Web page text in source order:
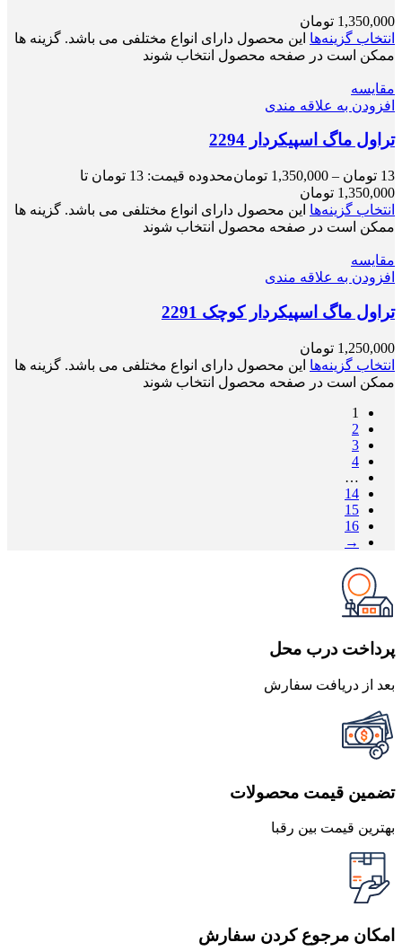
1,350,000 تومان
انتخاب گزینه‌ها این محصول دارای انواع مختلفی می باشد. گزینه ها
ممکن است در صفحه محصول انتخاب شوند
مقایسه
افزودن به علاقه مندی
تراول ماگ اسپیکردار 2294
13 تومان –
1,350,000 تومان
محدوده قیمت: 13 تومان تا
1,350,000 تومان
انتخاب گزینه‌ها این محصول دارای انواع مختلفی می باشد. گزینه ها
ممکن است در صفحه محصول انتخاب شوند
مقایسه
افزودن به علاقه مندی
تراول ماگ اسپیکردار کوچک 2291
1,250,000 تومان
انتخاب گزینه‌ها این محصول دارای انواع مختلفی می باشد. گزینه ها
ممکن است در صفحه محصول انتخاب شوند
1
2
3
4
…
14
15
16
→
پرداخت درب محل
بعد از دریافت سفارش
تضمین قیمت محصولات
بهترین قیمت بین رقبا
امکان مرجوع کردن سفارش